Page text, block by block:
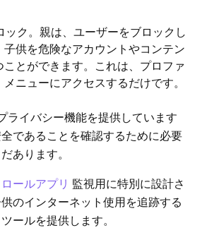
ック。親は、ユーザーをブロックし
供を危険なアカウントやコンテン
とができます。これは、プロファ
ニューにアクセスするだけです。
イバシー機能を提供しています
であることを確認するために必要
あります。
ールアプリ 監視用に特別に設計さ
のインターネット使用を追跡する
ールを提供します。